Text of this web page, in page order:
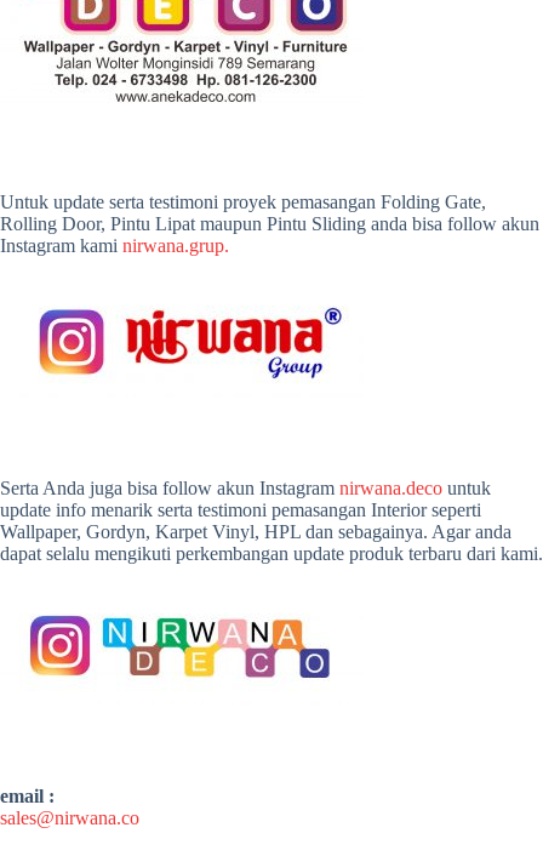
Untuk update serta testimoni proyek pemasangan Folding Gate,
Rolling Door, Pintu Lipat maupun Pintu Sliding anda bisa follow akun
Instagram kami nirwana.grup.
Serta Anda juga bisa follow akun Instagram nirwana.deco untuk
update info menarik serta testimoni pemasangan Interior seperti
Wallpaper, Gordyn, Karpet Vinyl, HPL dan sebagainya. Agar anda
dapat selalu mengikuti perkembangan update produk terbaru dari kami.
email :
sales@nirwana.co